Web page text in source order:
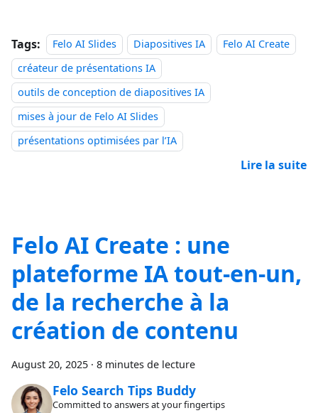
Tags: Felo AI Slides Diapositives IA
Felo AI Create
créateur de présentations IA
outils de conception de diapositives IA
mises à jour de Felo AI Slides
présentations optimisées par l’IA
Lire la suite
Felo AI Create : une
plateforme IA tout-en-un,
de la recherche à la
création de contenu
August 20, 2025 · 8 minutes de lecture
Felo Search Tips Buddy
Committed to answers at your fingertips